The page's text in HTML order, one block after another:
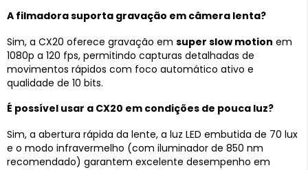
A filmadora suporta gravação em câmera lenta?
Sim, a CX20 oferece gravação em super slow motion em
1080p a 120 fps, permitindo capturas detalhadas de
movimentos rápidos com foco automático ativo e
qualidade de 10 bits.
É possível usar a CX20 em condições de pouca luz?
Sim, a abertura rápida da lente, a luz LED embutida de 70 lux
e o modo infravermelho (com iluminador de 850 nm
recomendado) garantem excelente desempenho em